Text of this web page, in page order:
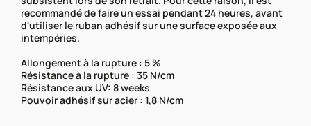
recommandé de faire un essai pendant 24 heures, avant
d'utiliser le ruban adhésif sur une surface exposée aux
intempéries.
Allongement à la rupture : 5 %
Résistance à la rupture : 35 N/cm
Résistance aux UV: 8 weeks
Pouvoir adhésif sur acier : 1,8 N/cm